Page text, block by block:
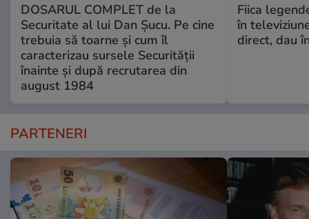
DOSARUL COMPLET de la
Securitate al lui Dan Șucu. Pe cine
trebuia să toarne și cum îl
caracterizau sursele Securității
înainte și după recrutarea din
august 1984
Fiica
în
direct, dau
PARTENERI